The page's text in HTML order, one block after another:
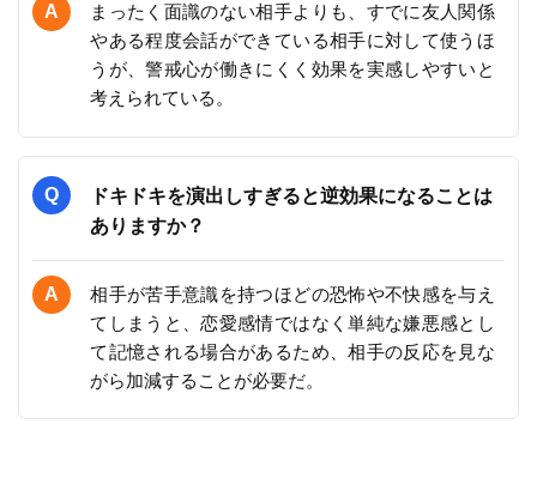
まったく面識のない相手よりも、すでに友人関係
やある程度会話ができている相手に対して使うほ
うが、警戒心が働きにくく効果を実感しやすいと
考えられている。
ドキドキを演出しすぎると逆効果になることは
ありますか？
相手が苦手意識を持つほどの恐怖や不快感を与え
てしまうと、恋愛感情ではなく単純な嫌悪感とし
て記憶される場合があるため、相手の反応を見な
がら加減することが必要だ。